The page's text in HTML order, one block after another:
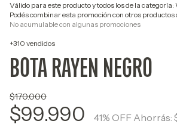
Válido para este producto y todos los de la categoría:
Podés combinar esta promoción con otros
No acumulable con algunas promociones
+310 vendidos
BOTA RAYEN NEGRO
$170.000
$99.990 41% OFF Ahorrás: